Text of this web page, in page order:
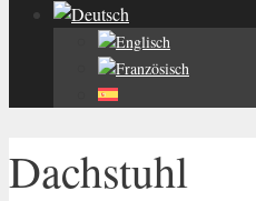
Dachstuhl